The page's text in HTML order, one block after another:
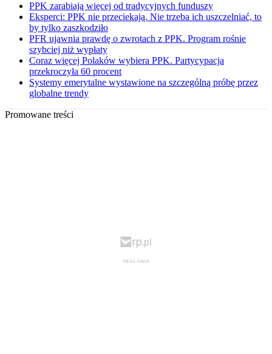
PPK zarabiają więcej od tradycyjnych funduszy
Eksperci: PPK nie przeciekają. Nie trzeba ich uszczelniać, to
by tylko zaszkodziło
PFR ujawnia prawdę o zwrotach z PPK. Program rośnie
szybciej niż wypłaty
Coraz więcej Polaków wybiera PPK. Partycypacja
przekroczyła 60 procent
Systemy emerytalne wystawione na szczególną próbę przez
globalne trendy
Promowane treści